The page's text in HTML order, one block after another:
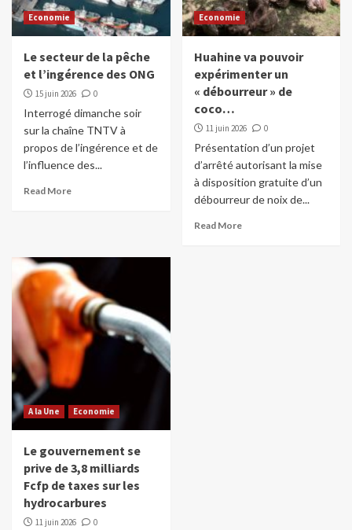
Economie
Le secteur de la pêche
et l’ingérence des ONG
15 juin 2026 0
Interrogé dimanche soir
sur la chaîne TNTV à
propos de l’ingérence et de
l’influence des...
Read More
Economie
Huahine va pouvoir
expérimenter un
« débourreur » de
coco…
11 juin 2026 0
Présentation d’un projet
d’arrêté autorisant la mise
à disposition gratuite d’un
débourreur de noix de...
Read More
A la Une Economie
Le gouvernement se
prive de 3,8 milliards
Fcfp de taxes sur les
hydrocarbures
11 juin 2026 0